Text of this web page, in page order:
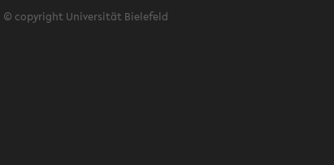
© copyright Universität Bielefeld